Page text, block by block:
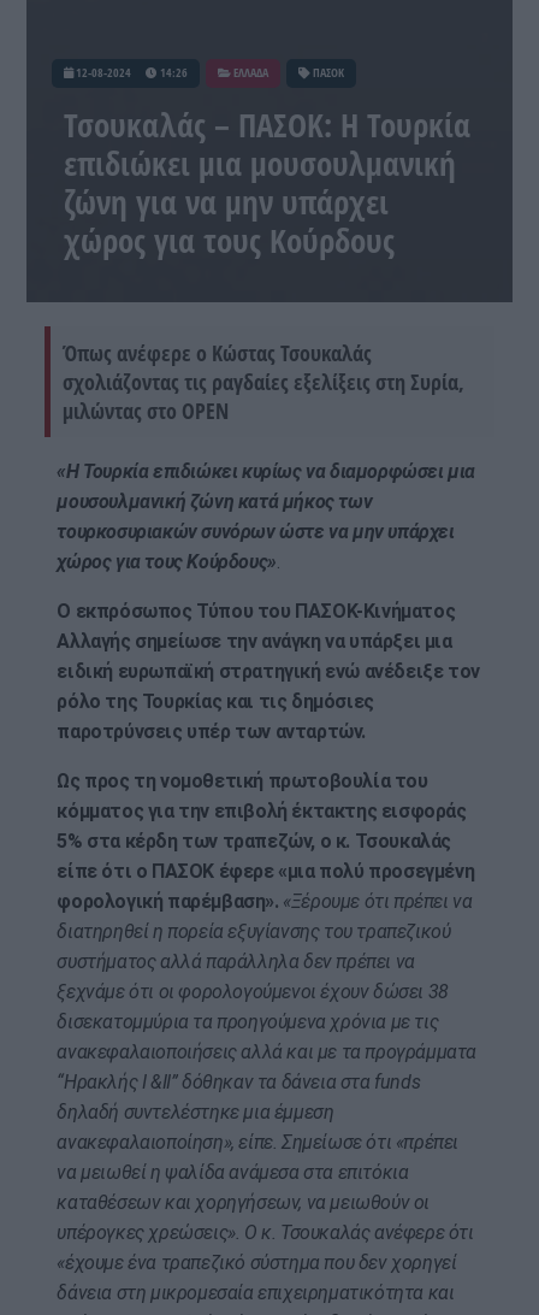
12-08-2024 14:26 ΕΛΛΑΔΑ ΠΑΣΟΚ
Τσουκαλάς – ΠΑΣΟΚ: Η Τουρκία
επιδιώκει μια μουσουλμανική
ζώνη για να μην υπάρχει
χώρος για τους Κούρδους
Όπως ανέφερε ο Κώστας Τσουκαλάς
σχολιάζοντας τις ραγδαίες εξελίξεις στη Συρία,
μιλώντας στο ΟΡΕΝ
«Η Τουρκία επιδιώκει κυρίως να διαμορφώσει μια
μουσουλμανική ζώνη κατά μήκος των
τουρκοσυριακών συνόρων ώστε να μην υπάρχει
χώρος για τους Κούρδους».
Ο εκπρόσωπος Τύπου του ΠΑΣΟΚ-Κινήματος
Αλλαγής σημείωσε την ανάγκη να υπάρξει μια
ειδική ευρωπαϊκή στρατηγική ενώ ανέδειξε τον
ρόλο της Τουρκίας και τις δημόσιες
παροτρύνσεις υπέρ των ανταρτών.
Ως προς τη νομοθετική πρωτοβουλία του
κόμματος για την επιβολή έκτακτης εισφοράς
5% στα κέρδη των τραπεζών, ο κ. Τσουκαλάς
είπε ότι ο ΠΑΣΟΚ έφερε «μια πολύ προσεγμένη
φορολογική παρέμβαση». «Ξέρουμε ότι πρέπει να
διατηρηθεί η πορεία εξυγίανσης του τραπεζικού
συστήματος αλλά παράλληλα δεν πρέπει να
ξεχνάμε ότι οι φορολογούμενοι έχουν δώσει 38
δισεκατομμύρια τα προηγούμενα χρόνια με τις
ανακεφαλαιοποιήσεις αλλά και με τα προγράμματα
“Ηρακλής Ι &ΙΙ” δόθηκαν τα δάνεια στα funds
δηλαδή συντελέστηκε μια έμμεση
ανακεφαλαιοποίηση», είπε. Σημείωσε ότι «πρέπει
να μειωθεί η ψαλίδα ανάμεσα στα επιτόκια
καταθέσεων και χορηγήσεων, να μειωθούν οι
υπέρογκες χρεώσεις». Ο κ. Τσουκαλάς ανέφερε ότι
«έχουμε ένα τραπεζικό σύστημα που δεν χορηγεί
δάνεια στη μικρομεσαία επιχειρηματικότητα και